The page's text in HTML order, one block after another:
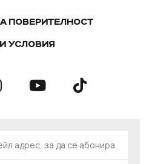
ПОВЕРИТЕЛНОСТ
УСЛОВИЯ